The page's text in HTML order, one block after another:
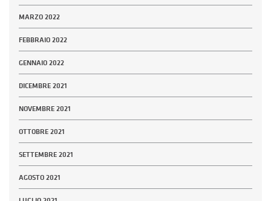
MARZO 2022
FEBBRAIO 2022
GENNAIO 2022
DICEMBRE 2021
NOVEMBRE 2021
OTTOBRE 2021
SETTEMBRE 2021
AGOSTO 2021